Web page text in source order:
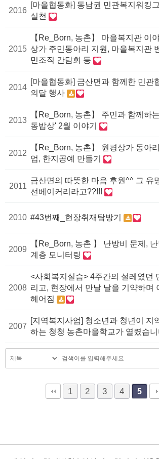
2016
[마을협동화] 동남권 민관복지워킹
실천
2015
【Re_Born, 농촌】 마을복지관 이
상가 주민동아리 지원, 마을복지관
민조직 간담회 등
2014
[마을협동화] 금산면과 함께한 민관
의달 행사
2013
【Re_Born, 농촌】 주민과 함께하
동밥상' 2월 이야기
2012
【Re_Born, 농촌】 원평상가 동아
업, 한지공예 만들기
2011
금산면의 따뜻한 마음 후원^^ 그 유
선베이커리라고??!!!
2010 #43번째_현장취재탐방기
2009
【Re_Born, 농촌 】 난방비 문제, 난
계층 모니터링
2008
<사회복지실습> 4주간의 설레였던
리고, 현장에서 만날 날을 기약하며
헤어짐
2007
[지역복지사업] 청소년과 청년이 지
하는 청청 농촌마을학교가 열렸습
1 2 3 4 5